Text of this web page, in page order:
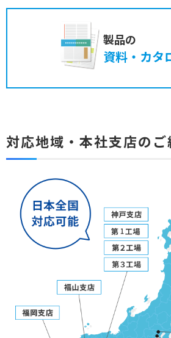
製品の
資料・カタ
対応地域・本社支店のご